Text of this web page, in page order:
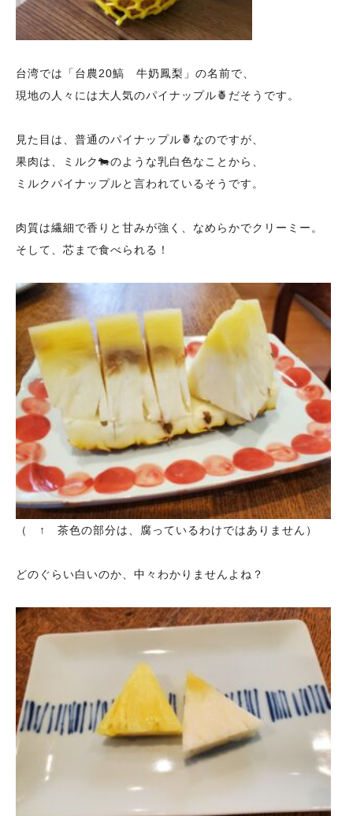
台湾では「台農20鰝 牛奶鳳梨」の名前で、
現地の人々には大人気のパイナップル🍍だそうです。
見た目は、普通のパイナップル🍍なのですが、
果肉は、ミルク🐄のような乳白色なことから、
ミルクパイナップルと言われているそうです。
肉質は繊細で香りと甘みが強く、なめらかでクリーミー。
そして、芯まで食べられる！
（ ↑ 茶色の部分は、腐っているわけではありません）
どのぐらい白いのか、中々わかりませんよね？